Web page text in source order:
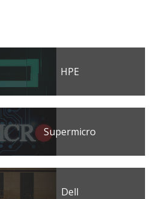
HPE
Supermicro
Dell